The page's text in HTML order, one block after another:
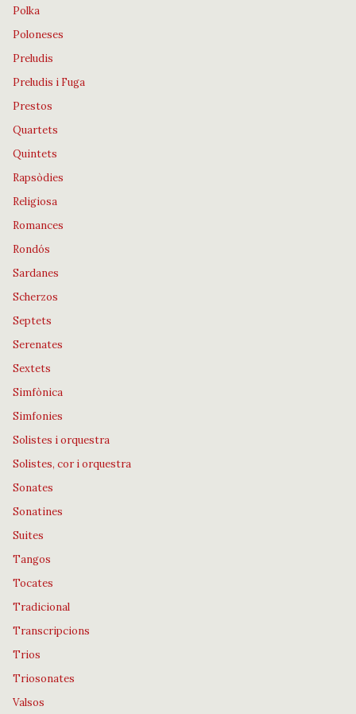
Polka
Poloneses
Preludis
Preludis i Fuga
Prestos
Quartets
Quintets
Rapsòdies
Religiosa
Romances
Rondós
Sardanes
Scherzos
Septets
Serenates
Sextets
Simfònica
Simfonies
Solistes i orquestra
Solistes, cor i orquestra
Sonates
Sonatines
Suites
Tangos
Tocates
Tradicional
Transcripcions
Trios
Triosonates
Valsos